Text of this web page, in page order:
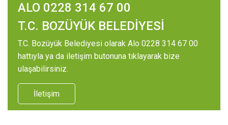
ALO 0228 314 67 00
T.C. BOZÜYÜK BELEDİYESİ
T.C. Bozüyük Belediyesi olarak Alo 0228 314 67 00
hattıyla ya da iletişim butonuna tıklayarak bize
ulaşabilirsiniz.
İletişim